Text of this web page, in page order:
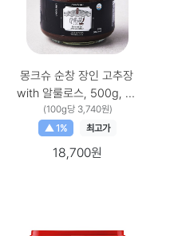
몽크슈 순창 장인 고추장
with 알룰로스, 500g, 1
개 500g × 1개
(100g당 3,740원)
▲ 1%
최고가
18,700원